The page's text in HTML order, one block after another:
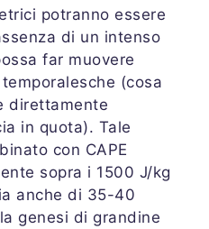
potranno essere
di un intenso
far muovere
(cosa
direttamente
in quota). Tale
con CAPE
sopra i 1500 J/kg
anche di 35-40
genesi di grandine